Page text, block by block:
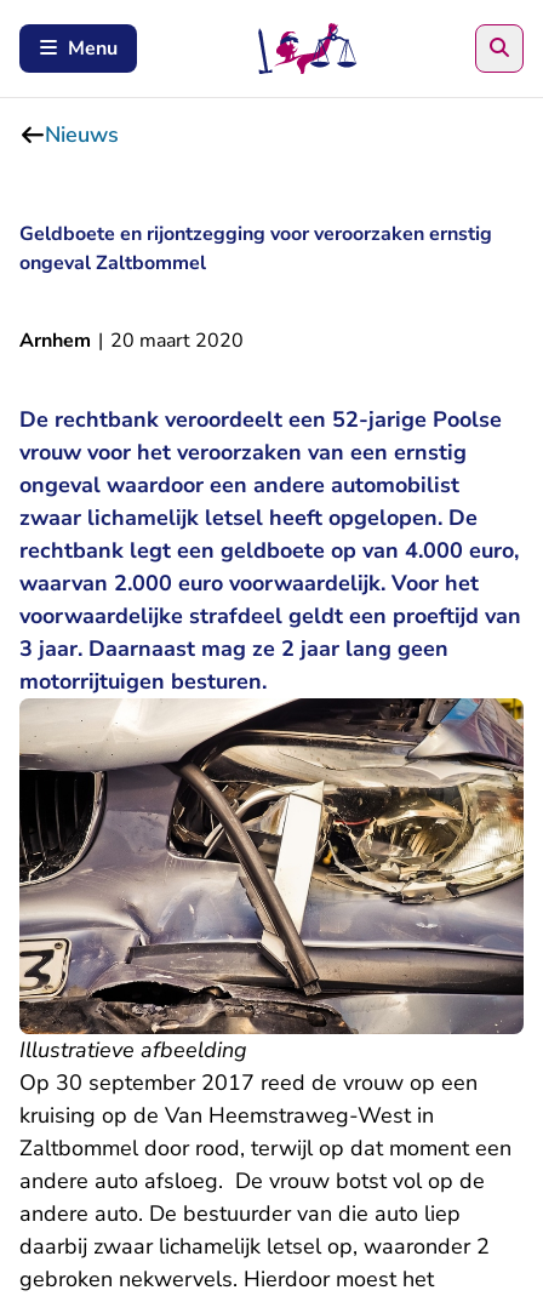
Menu
Nieuws
Geldboete en rijontzegging voor veroorzaken ernstig
ongeval Zaltbommel
Arnhem | 20 maart 2020
De rechtbank veroordeelt een 52-jarige Poolse
vrouw voor het veroorzaken van een ernstig
ongeval waardoor een andere automobilist
zwaar lichamelijk letsel heeft opgelopen. De
rechtbank legt een geldboete op van 4.000 euro,
waarvan 2.000 euro voorwaardelijk. Voor het
voorwaardelijke strafdeel geldt een proeftijd van
3 jaar. Daarnaast mag ze 2 jaar lang geen
motorrijtuigen besturen.
Illustratieve afbeelding
Op 30 september 2017 reed de vrouw op een
kruising op de Van Heemstraweg-West in
Zaltbommel door rood, terwijl op dat moment een
andere auto afsloeg. De vrouw botst vol op de
andere auto. De bestuurder van die auto liep
daarbij zwaar lichamelijk letsel op, waaronder 2
gebroken nekwervels. Hierdoor moest het